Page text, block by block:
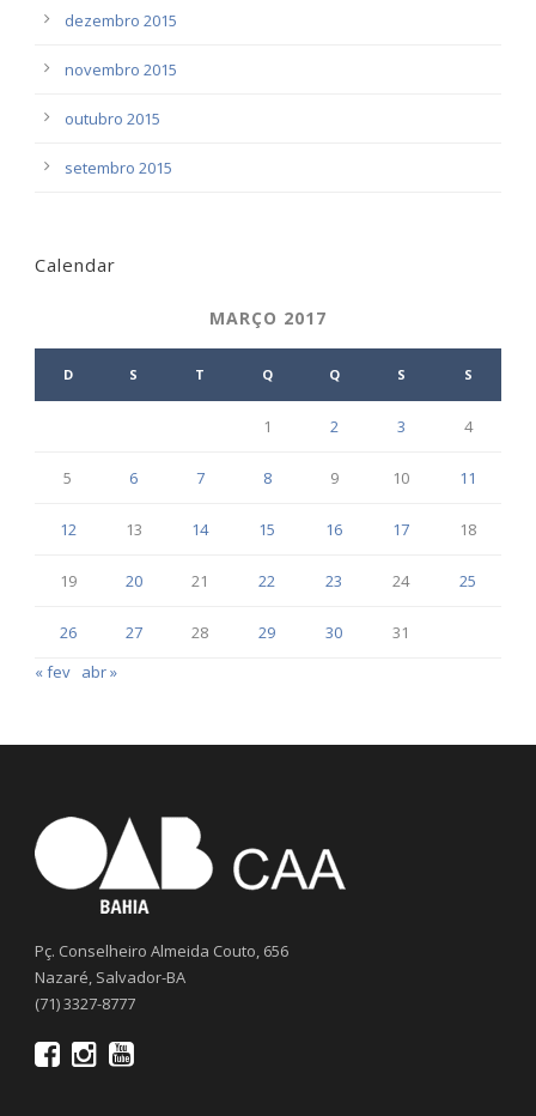
dezembro 2015
novembro 2015
outubro 2015
setembro 2015
Calendar
MARÇO 2017
D S T Q Q S S
1 2 3 4
5 6 7 8 9 10 11
12 13 14 15 16 17 18
19 20 21 22 23 24 25
26 27 28 29 30
31
« fev abr »
Pç. Conselheiro Almeida Couto, 656
Nazaré, Salvador-BA
(71) 3327-8777